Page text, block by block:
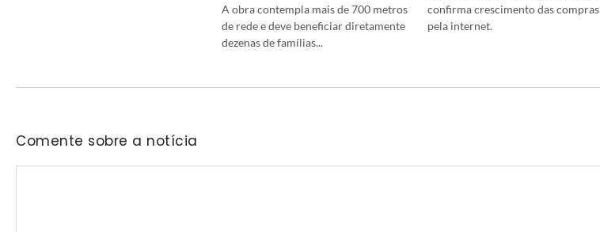
A obra contempla mais de 700 metros
de rede e deve beneficiar diretamente
dezenas de famílias...
confirma crescimento das compras
pela internet.
Comente sobre a notícia